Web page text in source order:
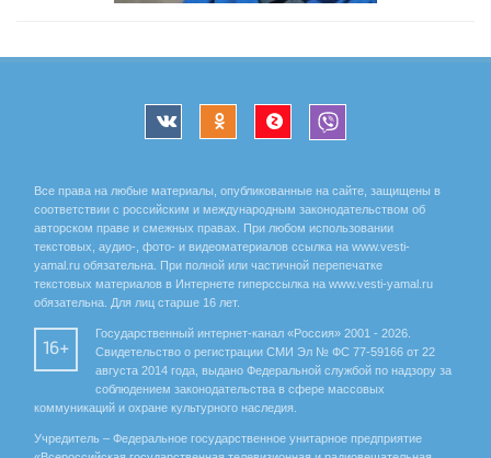
Все права на любые материалы, опубликованные на сайте, защищены в
соответствии с российским и международным законодательством об
авторском праве и смежных правах. При любом использовании
текстовых, аудио-, фото- и видеоматериалов ссылка на www.vesti-
yamal.ru обязательна. При полной или частичной перепечатке
текстовых материалов в Интернете гиперссылка на www.vesti-yamal.ru
обязательна. Для лиц старше 16 лет.
16+
Государственный интернет-канал «Россия» 2001 - 2026.
Свидетельство о регистрации СМИ Эл № ФС 77-59166 от 22
августа 2014 года, выдано Федеральной службой по надзору за
соблюдением законодательства в сфере массовых
коммуникаций и охране культурного наследия.
Учредитель – Федеральное государственное унитарное предприятие